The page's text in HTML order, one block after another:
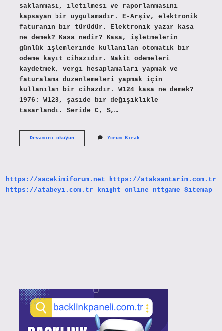
saklanması, iletilmesi ve raporlanmasını
kapsayan bir uygulamadır. E-Arşiv, elektronik
faturanın bir türüdür. Elektronik yazar kasa
ne demek? Kasa nedir? Kasa, işletmelerin
günlük işlemlerinde kullanılan otomatik bir
ödeme kayıt cihazıdır. Nakit ödemeleri
kaydetmek, vergi hesaplamaları yapmak ve
faturalama düzenlemeleri yapmak için
kullanılan bir cihazdır. W124 kasa ne demek?
1976: W123, şaside bir değişiklikle
tasarlandı. Seride C, S,…
Devamını okuyunE
Yorum Bırak
https://sacekimiforum.net
https://ataksantarim.com.tr
https://atabeyi.com.tr
knight online nttgame Sitemap